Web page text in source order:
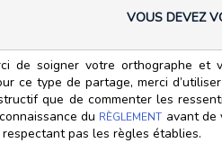
VOUS DEVEZ
de soigner votre orthographe et
ce type de partage, merci
que de commenter les
du RÈGLEMENT avant de
pas les règles établies.